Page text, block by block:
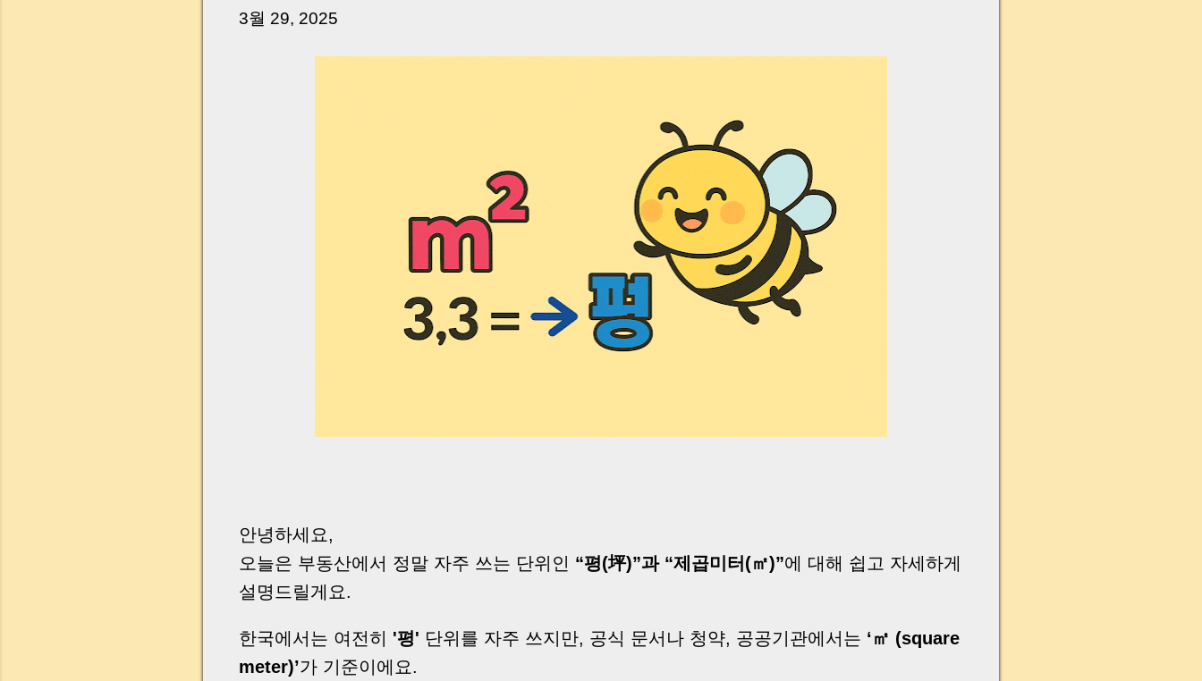
Introduction (Tap to expand) Have you ever thought like this? “Closing day…...
3월 29, 2025
안녕하세요,
오늘은 부동산에서 정말 자주 쓰는 단위인 “평(坪)”과 “제곱미터(㎡)”에 대해 쉽고 자세하게
설명드릴게요.
한국에서는 여전히 '평' 단위를 자주 쓰지만, 공식 문서나 청약, 공공기관에서는 ‘㎡ (square
meter)’가 기준이에요.